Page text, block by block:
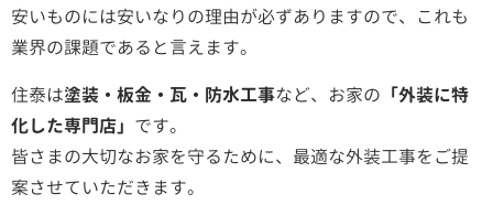
安いものには安いなりの理由が必ずありますので、これも
業界の課題であると言えます。
住泰は塗装・板金・瓦・防水工事など、お家の 「外装に特
化した専門店」 です。
皆さまの大切なお家を守るために、最適な外装工事をご提
案させていただきます。